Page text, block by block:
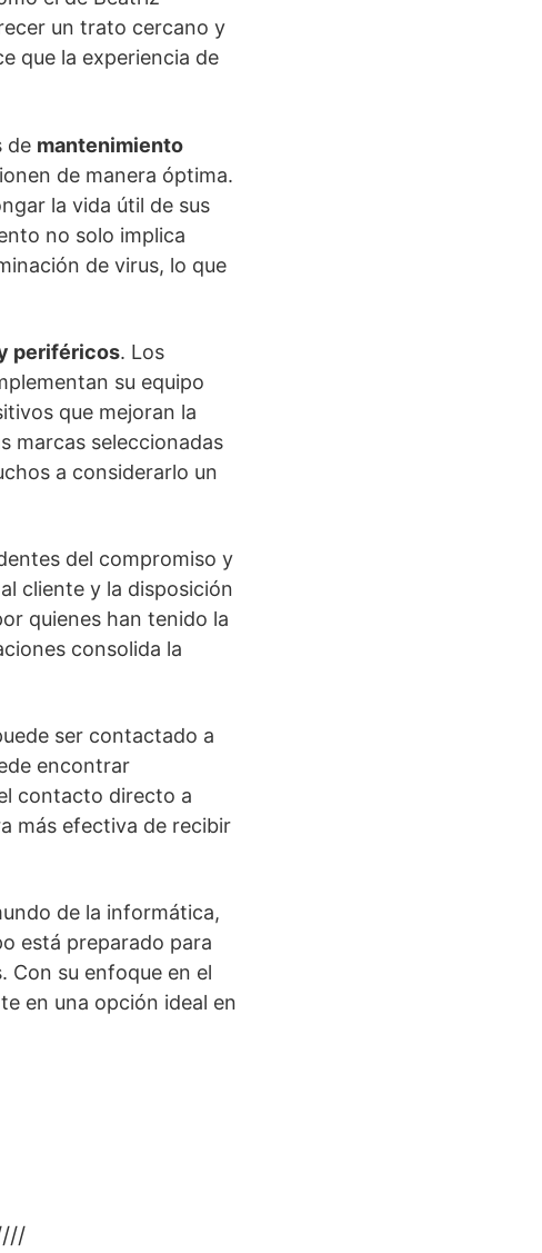
un trato cercano y
que la experiencia de
de mantenimiento
de manera óptima.
la vida útil de sus
no solo implica
de virus, lo que
periféricos. Los
su equipo
que mejoran la
marcas seleccionadas
a considerarlo un
del compromiso y
cliente y la disposición
quienes han tenido la
consolida la
ser contactado a
encontrar
contacto directo a
más efectiva de recibir
de la informática,
está preparado para
Con su enfoque en el
en una opción ideal en